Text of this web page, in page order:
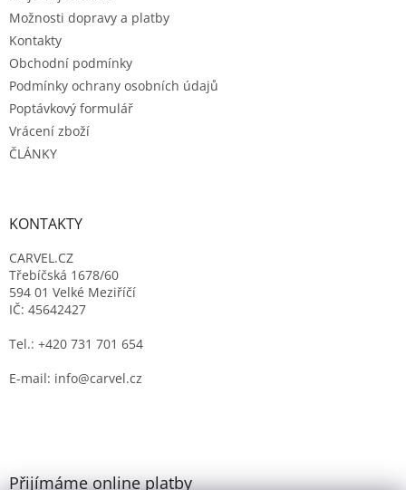
Možnosti dopravy a platby
Kontakty
Obchodní podmínky
Podmínky ochrany osobních údajů
Poptávkový formulář
Vrácení zboží
ČLÁNKY
KONTAKTY
CARVEL.CZ
Třebíčská 1678/60
594 01 Velké Meziříčí
IČ: 45642427
Tel.: +420 731 701 654
E-mail: info@carvel.cz
Přijímáme online platby